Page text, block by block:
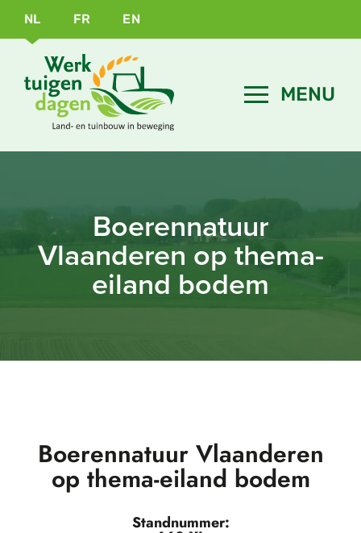
NL FR EN
Boerennatuur
Vlaanderen op thema-
eiland bodem
Boerennatuur Vlaanderen
op thema-eiland bodem
Standnummer: